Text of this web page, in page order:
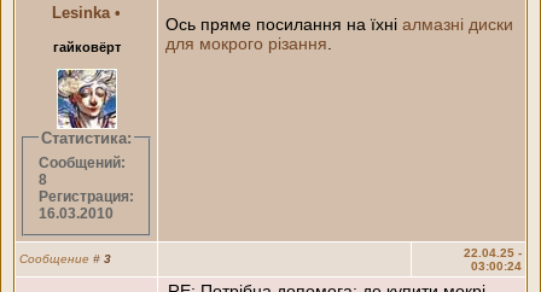
Lesinka •
гайковёрт
Статистика:
Сообщений:
8
Регистрация:
16.03.2010
Ось пряме посилання на їхні алмазні диски
для мокрого різання
Сообщение # 3
22.04.25 -
03:00:24